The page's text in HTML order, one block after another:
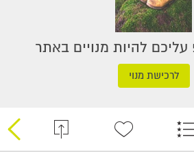
להיות מנויים באתר
לרכישת מנוי